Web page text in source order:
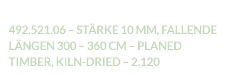
492.521.06 – STÄRKE 10 MM, FALLENDE
LÄNGEN 300 – 360 CM – PLANED
TIMBER, KILN-DRIED – 2.120